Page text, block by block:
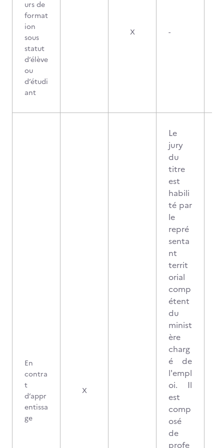
urs de
format
ion
sous
statut
d’élève
ou
d’étudi
ant
X -
En
contra
t
d’appr
entissa
ge
X
Le
jury
du
titre
est
habili
té par
le
repré
senta
nt
territ
orial
comp
étent
du
minist
ère
charg
é de
l'empl
oi. Il
est
comp
osé
de
profe